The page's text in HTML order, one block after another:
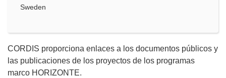
Sweden
CORDIS proporciona enlaces a los documentos públicos y
las publicaciones de los proyectos de los programas
marco HORIZONTE.